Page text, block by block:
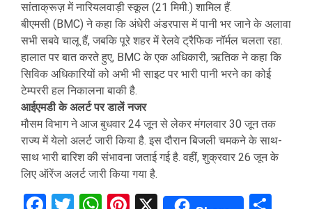
सांताक्रूज़ में नारियलवाड़ी स्कूल (21 मिमी.) शामिल हैं.
बीएमसी (BMC) ने कहा कि अंधेरी अंडरपास में पानी भर जाने के अलावा
सभी सबवे चालू हैं, जबकि पूरे शहर में रेलवे ट्रैफिक नॉर्मल चलता रहा.
हालात पर बात करते हुए, BMC के एक अधिकारी, ऋतिक ने कहा कि
सिविक अधिकारियों को अभी भी साइट पर भारी पानी भरने का कोई
टेम्पररी हल निकालना बाकी है.
आईएमडी के अलर्ट पर डालें नजर
मौसम विभाग ने आज बुधवार 24 जून से लेकर मंगलवार 30 जून तक
राज्य में येलो अलर्ट जारी किया है. इस दौरान बिजली चमकने के साथ-
साथ भारी बारिश की संभावना जताई गई है. वहीं, शुक्रवार 26 जून के
लिए ऑरेंज अलर्ट जारी किया गया है.